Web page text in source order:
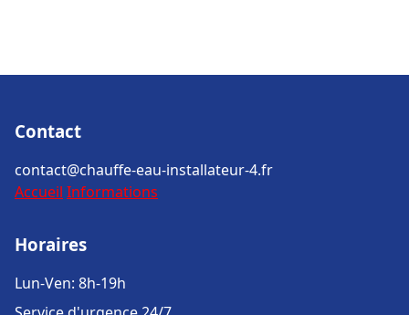
Contact
contact@chauffe-eau-installateur-4.fr
Accueil Informations
Horaires
Lun-Ven: 8h-19h